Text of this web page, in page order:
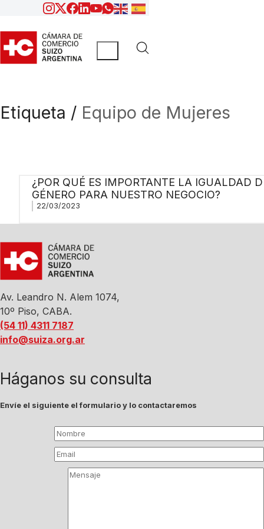
Etiqueta / Equipo de Mujeres
¿POR QUÉ ES IMPORTANTE LA IGUALDAD
GÉNERO PARA NUESTRO NEGOCIO?
22/03/2023
Av. Leandro N. Alem 1074,
10º Piso, CABA.
(54 11) 4311 7187
info@suiza.org.ar
Háganos su consulta
Envíe el siguiente el formulario y lo contactaremos